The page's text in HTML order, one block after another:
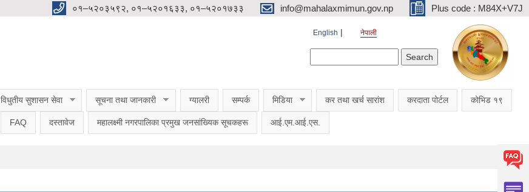
०१–५२०३५९२, ०१–५२०१६३३, ०१–५२०१७३३ info@mahalaxmimun.gov.np Plus code : M84X+V7J
English नेपाली
विधुतीय सुशासन सेवा सूचना तथा जानकारी ग्यालरी सम्पर्क मिडिया कर तथा खर्च सारांश करदाता पोर्टल कोभिड १९
FAQ दस्तावेज महालक्ष्मी नगरपालिका प्रमुख जनसांख्यिक सूचकहरू आई.एम.आई.एस.